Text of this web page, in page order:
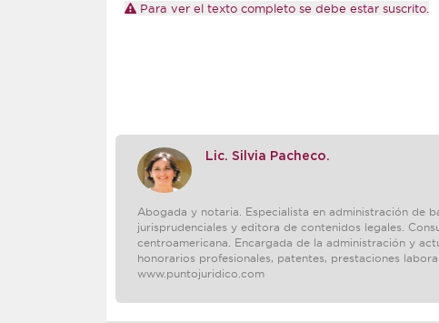
Para ver el texto completo se debe estar suscrito.
Lic. Silvia Pacheco.
Abogada y notaria. Especialista en administración de
jurisprudenciales y editora de contenidos legales.
centroamericana. Encargada de la administración y
honorarios profesionales, patentes, prestaciones
www.puntojuridico.com